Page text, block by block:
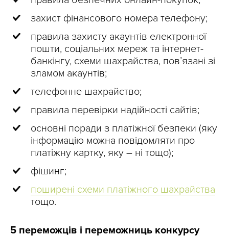
захист фінансового номера телефону;
правила захисту акаунтів електронної
пошти, соціальних мереж та інтернет-
банкінгу, схеми шахрайства, пов’язані зі
зламом акаунтів;
телефонне шахрайство;
правила перевірки надійності сайтів;
основні поради з платіжної безпеки (яку
інформацію можна повідомляти про
платіжну картку, яку – ні тощо);
фішинг;
поширені схеми платіжного шахрайства
тощо.
5 переможців і переможниць конкурсу